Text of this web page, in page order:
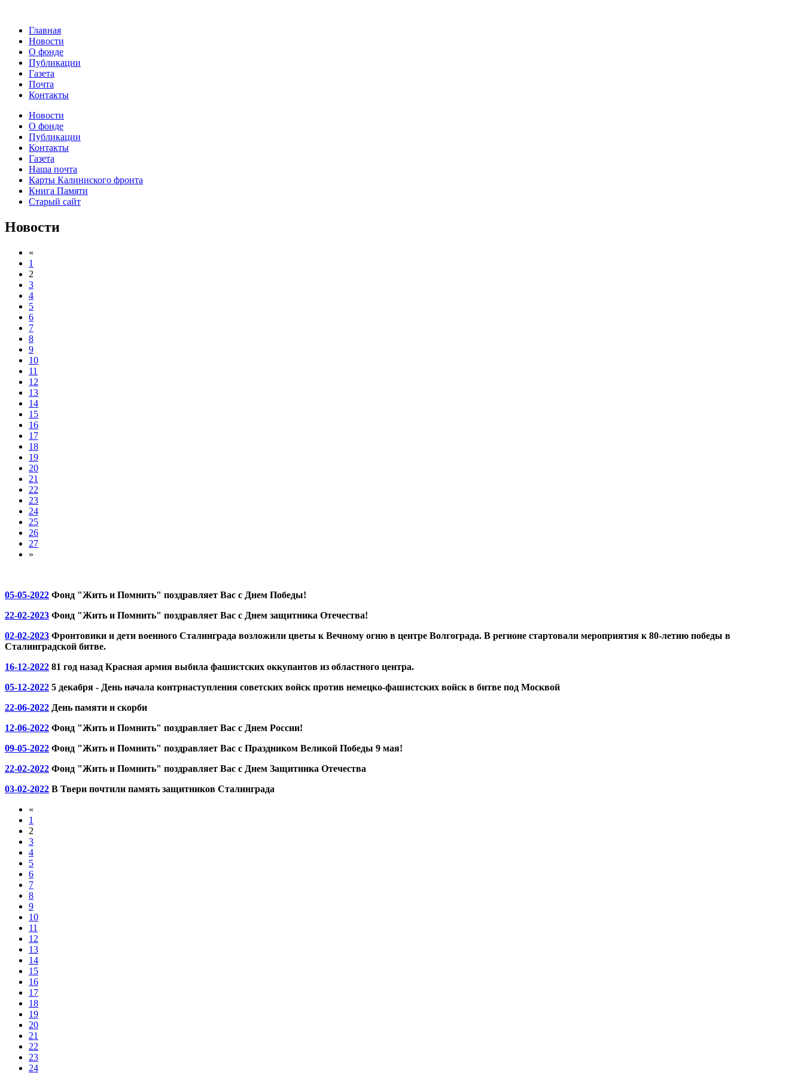
Главная
Новости
О фонде
Публикации
Газета
Почта
Контакты
Новости
О фонде
Публикации
Контакты
Газета
Наша почта
Карты Калиниского фронта
Книга Памяти
Старый сайт
Новости
«
1
2
3
4
5
6
7
8
9
10
11
12
13
14
15
16
17
18
19
20
21
22
23
24
25
26
27
»
05-05-2022 Фонд "Жить и Помнить" поздравляет Вас с Днем Победы!
22-02-2023 Фонд "Жить и Помнить" поздравляет Вас с Днем защитника Отечества!
02-02-2023 Фронтовики и дети военного Сталинграда возложили цветы к Вечному огню в центре Волгограда. В регионе стартовали мероприятия к 80-летию победы в
Сталинградской битве.
16-12-2022 81 год назад Красная армия выбила фашистских оккупантов из областного центра.
05-12-2022 5 декабря - День начала контрнаступления советских войск против немецко-фашистских войск в битве под Москвой
22-06-2022 День памяти и скорби
12-06-2022 Фонд "Жить и Помнить" поздравляет Вас с Днем России!
09-05-2022 Фонд "Жить и Помнить" поздравляет Вас с Праздником Великой Победы 9 мая!
22-02-2022 Фонд "Жить и Помнить" поздравляет Вас с Днем Защитника Отечества
03-02-2022 В Твери почтили память защитников Сталинграда
«
1
2
3
4
5
6
7
8
9
10
11
12
13
14
15
16
17
18
19
20
21
22
23
24